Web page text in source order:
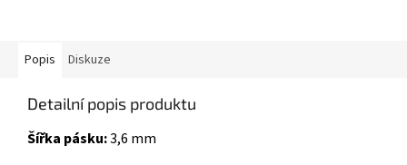
Popis Diskuze
Detailní popis produktu
Šířka pásku:3,6 mm